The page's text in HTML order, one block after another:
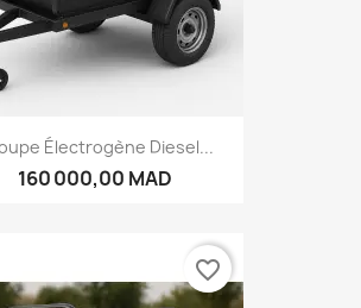
Électrogène Diesel...
160 000,00 MAD
favorite_border